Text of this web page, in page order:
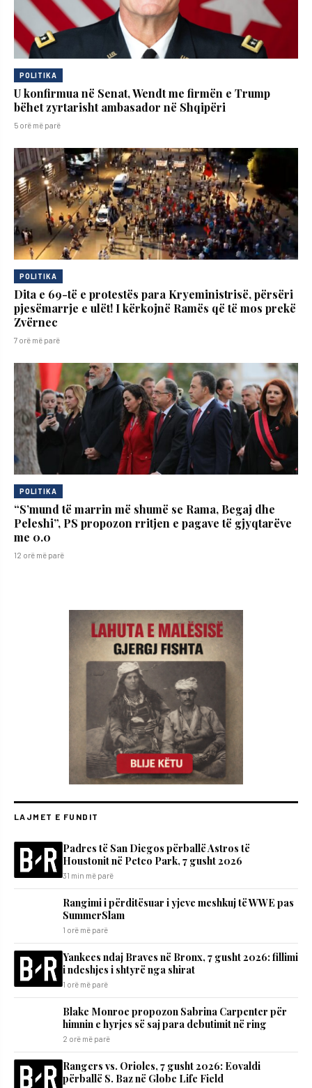
POLITIKA
U konfirmua në Senat, Wendt me firmën e Trump
bëhet zyrtarisht ambasador në Shqipëri
5 orë më parë
POLITIKA
Dita e 69-të e protestës para Kryeministrisë, përsëri
pjesëmarrje e ulët! I kërkojnë Ramës që të mos prekë
Zvërnec
7 orë më parë
POLITIKA
“S’mund të marrin më shumë se Rama, Begaj dhe
Peleshi”, PS propozon rritjen e pagave të gjyqtarëve
me 0.0
12 orë më parë
LAJMET E FUNDIT
Padres të San Diegos përballë Astros të
Houstonit në Petco Park, 7 gusht 2026
31 min më parë
Rangimi i përditësuar i yjeve meshkuj të WWE pas
SummerSlam
1 orë më parë
Yankees ndaj Braves në Bronx, 7 gusht 2026: fillimi
i ndeshjes i shtyrë nga shirat
1 orë më parë
Blake Monroe propozon Sabrina Carpenter për
himnin e hyrjes së saj para debutimit në ring
2 orë më parë
Rangers vs. Orioles, 7 gusht 2026: Eovaldi
përballë S. Baz në Globe Life Field